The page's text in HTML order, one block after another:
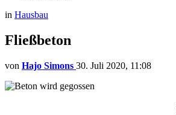
in Hausbau
Fließbeton
von Hajo Simons 30. Juli 2020, 11:08